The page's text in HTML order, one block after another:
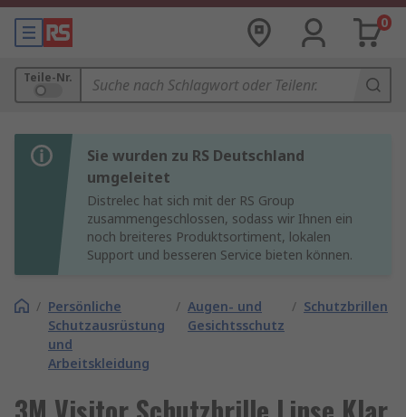
0
Teile-Nr.
Sie wurden zu RS Deutschland
umgeleitet
Distrelec hat sich mit der RS Group
zusammengeschlossen, sodass wir Ihnen ein
noch breiteres Produktsortiment, lokalen
Support und besseren Service bieten können.
/ Persönliche
Schutzausrüstung
und
Arbeitskleidung
/ Augen- und
Gesichtsschutz
/ Schutzbrillen